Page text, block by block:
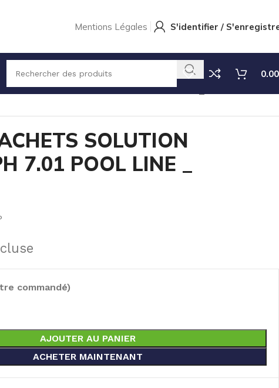
Mentions Légales S'identifier /
0.00
SOLUTION TAMPON PH 7.01 POOL LINE _ 20mL
SOLUTION
7.01 POOL LINE _
commandé)
AJOUTER AU PANIER
ACHETER MAINTENANT